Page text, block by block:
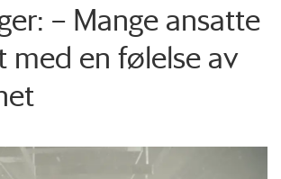
– Mange ansatte
med en følelse av